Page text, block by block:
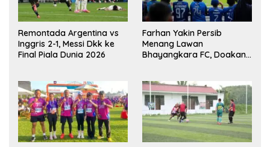
Remontada Argentina vs
Inggris 2-1, Messi Dkk ke
Final Piala Dunia 2026
Farhan Yakin Persib
Menang Lawan
Bhayangkara FC, Doakan